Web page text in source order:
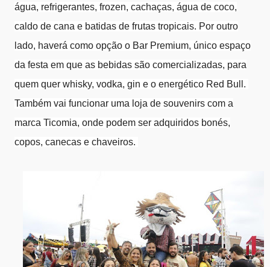
água, refrigerantes, frozen, cachaças, água de coco,
caldo de cana e batidas de frutas tropicais. Por outro
lado, haverá como opção o Bar Premium, único espaço
da festa em que as bebidas são comercializadas, para
quem quer whisky, vodka, gin e o energético Red Bull.
Também vai funcionar uma loja de souvenirs com a
marca Ticomia, onde podem ser adquiridos bonés,
copos, canecas e chaveiros.